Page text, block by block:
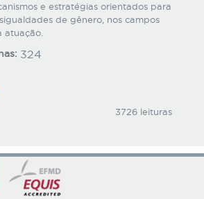
e estratégias orientados para
de gênero, nos campos
atuação.
324
3726 leituras